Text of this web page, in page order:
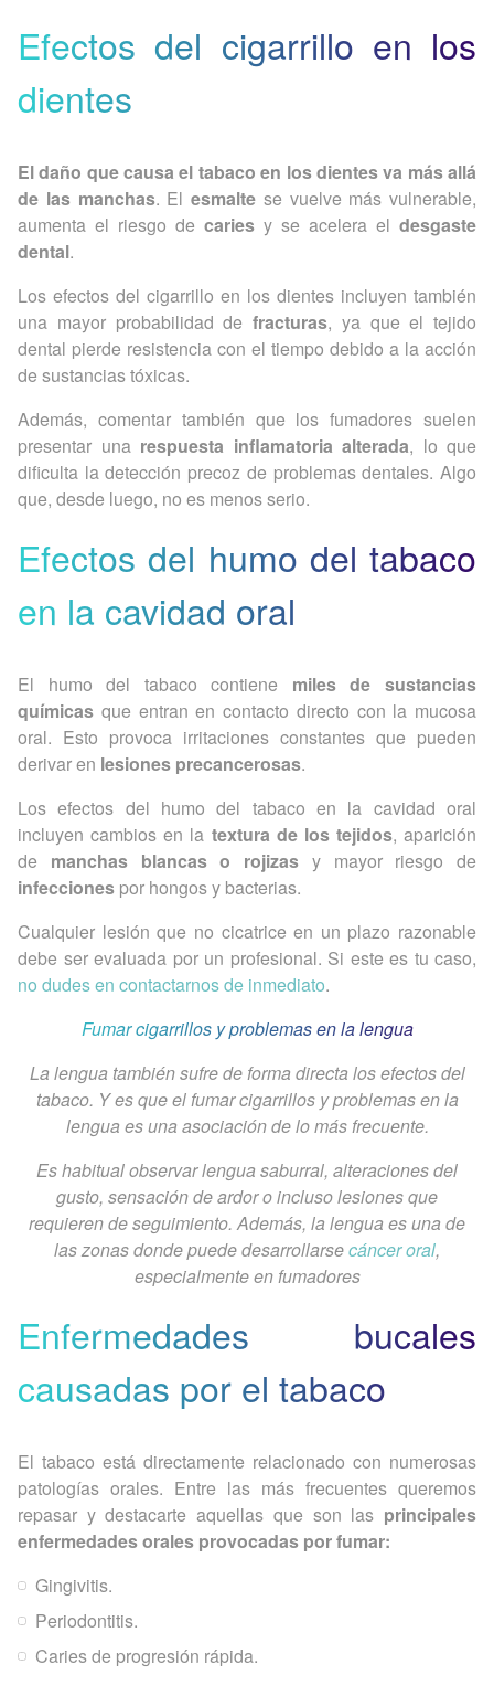
Efectos del cigarrillo en los
dientes
El daño que causa el tabaco en los dientes va más allá
de las manchas. El esmalte se vuelve más vulnerable,
aumenta el riesgo de caries y se acelera el desgaste
dental.
Los efectos del cigarrillo en los dientes incluyen también
una mayor probabilidad de fracturas, ya que el tejido
dental pierde resistencia con el tiempo debido a la acción
de sustancias tóxicas.
Además, comentar también que los fumadores suelen
presentar una respuesta inflamatoria alterada, lo que
dificulta la detección precoz de problemas dentales. Algo
que, desde luego, no es menos serio.
Efectos del humo del tabaco
en la cavidad oral
El humo del tabaco contiene miles de sustancias
químicas que entran en contacto directo con la mucosa
oral. Esto provoca irritaciones constantes que pueden
derivar en lesiones precancerosas.
Los efectos del humo del tabaco en la cavidad oral
incluyen cambios en la textura de los tejidos, aparición
de manchas blancas o rojizas y mayor riesgo de
infecciones por hongos y bacterias.
Cualquier lesión que no cicatrice en un plazo razonable
debe ser evaluada por un profesional. Si este es tu caso,
no dudes en contactarnos de inmediato.
Fumar cigarrillos y problemas en la lengua
La lengua también sufre de forma directa los efectos del
tabaco. Y es que el fumar cigarrillos y problemas en la
lengua es una asociación de lo más frecuente.
Es habitual observar lengua saburral, alteraciones del
gusto, sensación de ardor o incluso lesiones que
requieren de seguimiento. Además, la lengua es una de
las zonas donde puede desarrollarsecáncer oral,
especialmente en fumadores
Enfermedades bucales
causadas por el tabaco
El tabaco está directamente relacionado con numerosas
patologías orales. Entre las más frecuentes queremos
repasar y destacarte aquellas que son las principales
enfermedades orales provocadas por fumar:
Gingivitis.
Periodontitis.
Caries de progresión rápida.